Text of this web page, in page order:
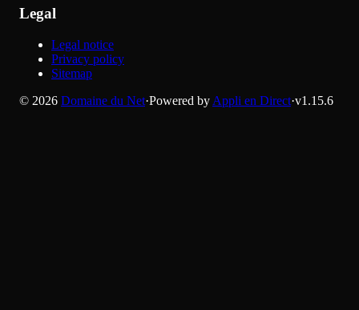
Legal
Legal notice
Privacy policy
Sitemap
© 2026 Domaine du Net·Powered by Appli en Direct·v1.15.6